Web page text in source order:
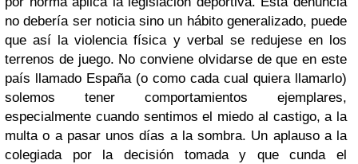
no debería ser noticia sino un hábito generalizado, puede
que así la violencia física y verbal se redujese en los
terrenos de juego. No conviene olvidarse de que en este
país llamado España (o como cada cual quiera llamarlo)
solemos tener comportamientos ejemplares,
especialmente cuando sentimos el miedo al castigo, a la
multa o a pasar unos días a la sombra. Un aplauso a la
colegiada por la decisión tomada y que cunda el